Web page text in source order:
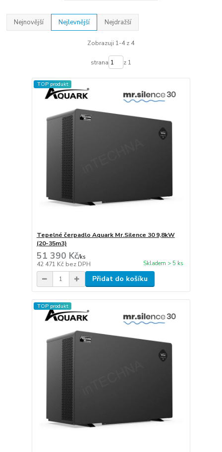
Nejnovější Nejlevnější Nejdražší
Zobrazuji 1-4 z 4
strana z 1
TOP produkt
Tepelné čerpadlo Aquark Mr.Silence 30 9,8kW
(20-35m3)
51 390 Kč/ks
42 471 Kč bez DPH Skladem > 5 ks
Přidat do košíku
TOP produkt